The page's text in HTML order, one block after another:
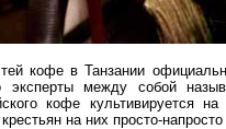
кофе в Танзании
эксперты между собой
кофе культивируется
на них просто-